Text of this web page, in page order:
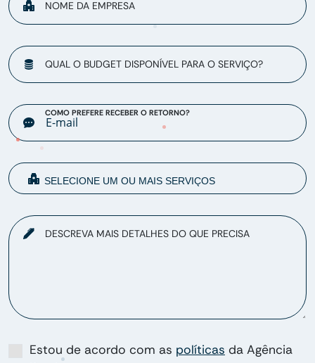
NOME DA EMPRESA
QUAL O BUDGET DISPONÍVEL PARA O SERVIÇO?
COMO PREFERE RECEBER O RETORNO?
DESCREVA MAIS DETALHES DO QUE PRECISA
Estou de acordo com as políticas da Agência